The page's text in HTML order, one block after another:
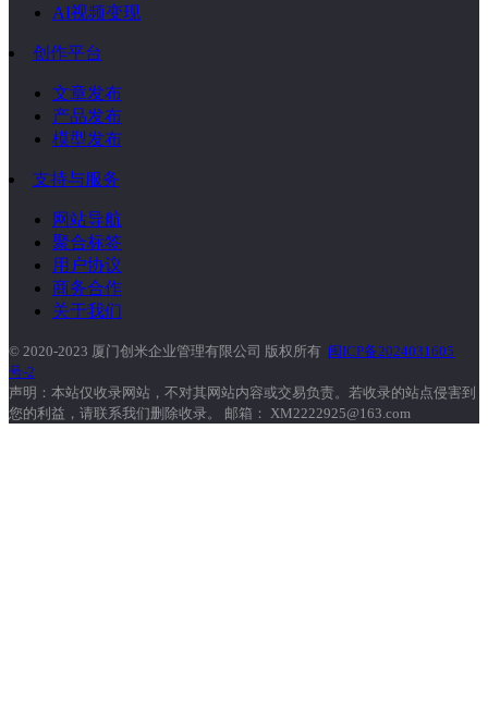
AI视频变现
创作平台
文章发布
产品发布
模型发布
支持与服务
网站导航
聚合标签
用户协议
商务合作
关于我们
© 2020-2023 厦门创米企业管理有限公司 版权所有 闽ICP备2024031605
号-2
声明：本站仅收录网站，不对其网站内容或交易负责。若收录的站点侵害到
您的利益，请联系我们删除收录。 邮箱： XM2222925@163.com